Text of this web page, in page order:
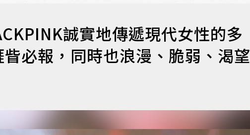
誠實地傳遞現代女性的多
必報，同時也浪漫、脆弱、渴望